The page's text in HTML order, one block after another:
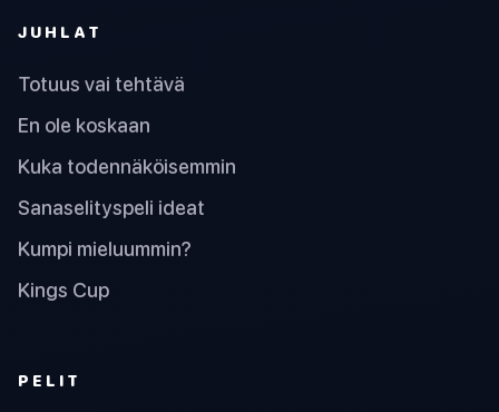
JUHLAT
Totuus vai tehtävä
En ole koskaan
Kuka todennäköisemmin
Sanaselityspeli ideat
Kumpi mieluummin?
Kings Cup
PELIT